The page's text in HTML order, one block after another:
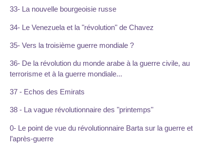
33- La nouvelle bourgeoisie russe
34- Le Venezuela et la "révolution" de Chavez
35- Vers la troisième guerre mondiale ?
36- De la révolution du monde arabe à la guerre civile, au
terrorisme et à la guerre mondiale...
37 - Echos des Emirats
38 - La vague révolutionnaire des "printemps"
0- Le point de vue du révolutionnaire Barta sur la guerre et
l’après-guerre